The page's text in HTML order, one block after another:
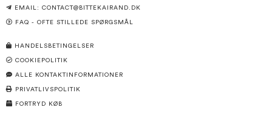
EMAIL: CONTACT@BITTEKAIRAND.DK
FAQ - OFTE STILLEDE SPØRGSMÅL
HANDELSBETINGELSER
COOKIEPOLITIK
ALLE KONTAKTINFORMATIONER
PRIVATLIVSPOLITIK
FORTRYD KØB